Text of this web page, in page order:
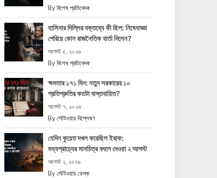
By বিশেষ প্রতিবেদক
হাসিনার দিল্লির বক্তব্যে কী ছিল: নিষেধাজ্ঞা
পেরিয়ে কোন রাজনৈতিক বার্তা দিলেন?
আগস্ট ৫, ২০২৬
By বিশেষ প্রতিবেদক
ক্ষমতার ১৭১ দিন: নতুন সরকারের ১০
প্রতিশ্রুতির কতটা বাস্তবায়িত?
আগস্ট ৭, ২০২৬
By স্টেটওয়াচ বিশ্লেষণ
যেদিন কুয়েত দখল করেছিল ইরাক:
মধ্যপ্রাচ্যের মানচিত্র বদলে দেওয়া ২ আগস্ট
আগস্ট ২, ২০২৬
By স্টেটওয়াচ ডেস্ক